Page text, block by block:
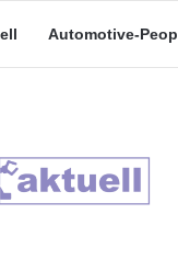
Automotive-